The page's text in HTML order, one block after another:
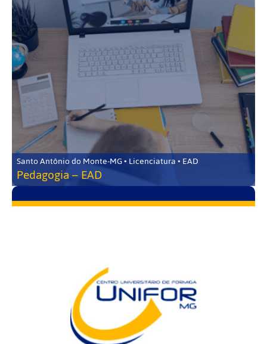
Santo Antônio do Monte-MG • Licenciatura • EAD
Pedagogia – EAD